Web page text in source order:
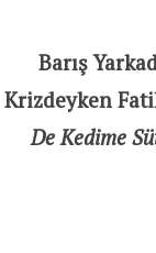
Barış
Krizdeyken
De Kedime